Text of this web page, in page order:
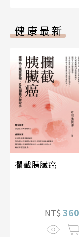
健康最新
攔截胰臟癌
NT$ 360